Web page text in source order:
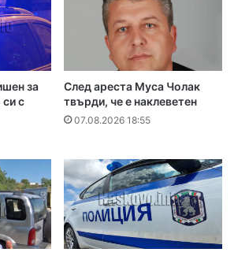
за
си с
След ареста Муса Чолак
твърди, че е наклеветен
07.08.2026 18:55